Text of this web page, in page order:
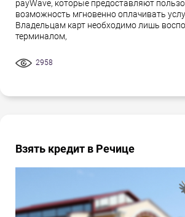
payWave, которые предоставляют
возможность мгновенно оплачивать
Владельцам карт необходимо лишь
терминалом,
2958
Взять кредит в Речице